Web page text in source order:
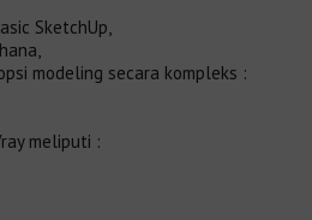
SketchUp,
modeling secara kompleks :
meliputi :